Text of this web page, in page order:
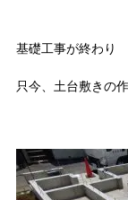
基礎工事が終わり
只今、土台敷きの